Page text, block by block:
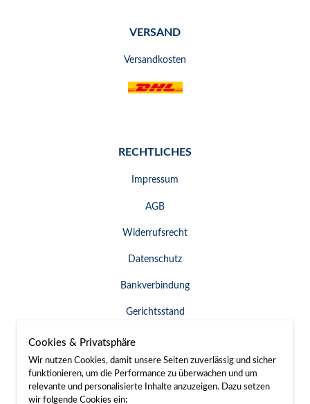
VERSAND
Versandkosten
RECHTLICHES
Impressum
AGB
Widerrufsrecht
Datenschutz
Bankverbindung
Gerichtsstand
Widerruf erklären
SERVICE & KONTAKT
Cookies & Privatsphäre
Wir nutzen Cookies, damit unsere Seiten zuverlässig und sicher
funktionieren, um die Performance zu überwachen und um
relevante und personalisierte Inhalte anzuzeigen. Dazu setzen
wir folgende Cookies ein: